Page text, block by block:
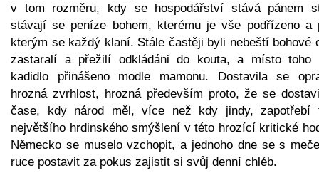
v tom rozměru, kdy se hospodářství stává pánem
stávají se peníze bohem, kterému je vše podřízeno a
kterým se každý klaní. Stále častěji byli nebeští bohové
zastaralí a přežilí odkládáni do kouta, a místo toho
kadidlo přinášeno modle mamonu. Dostavila se
hrozná zvrhlost, hrozná především proto, že se
čase, kdy národ měl, více než kdy jindy, zapotřebí
největšího hrdinského smýšlení v této hrozící kritické
Německo se muselo vzchopit, a jednoho dne se s
ruce postavit za pokus zajistit si svůj denní chléb.